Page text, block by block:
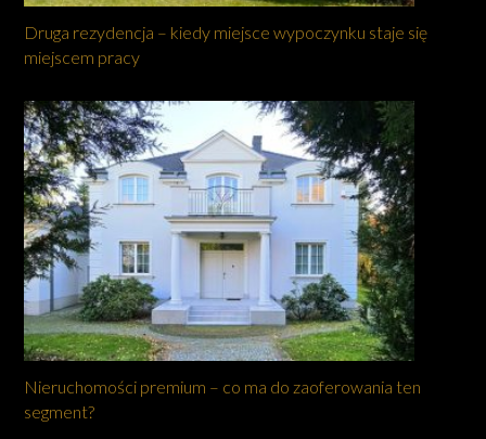
Druga rezydencja – kiedy miejsce wypoczynku staje się
miejscem pracy
Nieruchomości premium – co ma do zaoferowania ten
segment?